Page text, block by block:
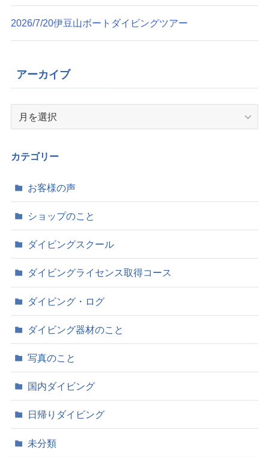
2026/7/20伊豆山ボートダイビングツアー
アーカイブ
イ
カテゴリー
お客様の声
ショップのこと
ダイビングスクール
ダイビングライセンス取得コース
ダイビング・ログ
ダイビング器材のこと
写真のこと
国内ダイビング
日帰りダイビング
未分類